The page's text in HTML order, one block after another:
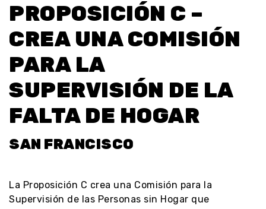
PROPOSICIÓN C –
CREA UNA COMISIÓN
PARA LA
SUPERVISIÓN DE LA
FALTA DE HOGAR
SAN FRANCISCO
La Proposición C crea una Comisión para la
Supervisión de las Personas sin Hogar que